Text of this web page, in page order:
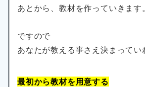
あとから、教材を作っていきます。
ですので
あなたが教える事さえ決まってい
最初から教材を用意する